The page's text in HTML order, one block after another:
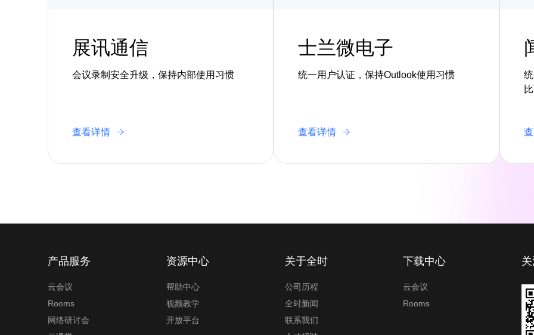
容
展讯通信
会议录制安全升级，保持内部使用习惯
查看详情
士兰微电子
统一用户认证，保持Outlook使用习惯
查看详情
产品服务
云会议
Rooms
网络研讨会
资源中心
帮助中心
视频教学
开放平台
关于全时
公司历程
全时新闻
联系我们
下载中心
云会议
Rooms